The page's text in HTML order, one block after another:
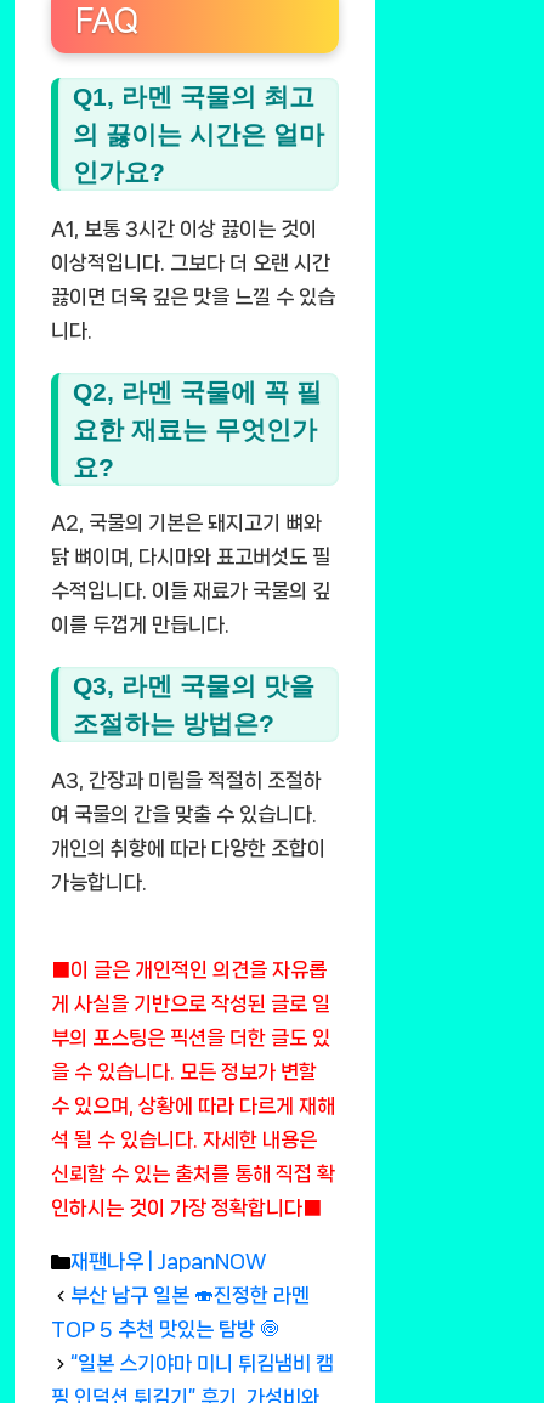
FAQ
Q1, 라멘 국물의 최고
의 끓이는 시간은 얼마
인가요?
A1, 보통 3시간 이상 끓이는 것이
이상적입니다. 그보다 더 오랜 시간
끓이면 더욱 깊은 맛을 느낄 수 있습
니다.
Q2, 라멘 국물에 꼭 필
요한 재료는 무엇인가
요?
A2, 국물의 기본은 돼지고기 뼈와
닭 뼈이며, 다시마와 표고버섯도 필
수적입니다. 이들 재료가 국물의 깊
이를 두껍게 만듭니다.
Q3, 라멘 국물의 맛을
조절하는 방법은?
A3, 간장과 미림을 적절히 조절하
여 국물의 간을 맞출 수 있습니다.
개인의 취향에 따라 다양한 조합이
가능합니다.
■이 글은 개인적인 의견을 자유롭
게 사실을 기반으로 작성된 글로 일
부의 포스팅은 픽션을 더한 글도 있
을 수 있습니다. 모든 정보가 변할
수 있으며, 상황에 따라 다르게 재해
석 될 수 있습니다. 자세한 내용은
신뢰할 수 있는 출처를 통해 직접 확
인하시는 것이 가장 정확합니다■
Categories
재팬나우 | JapanNOW
부산 남구 일본 🍣진정한 라멘
TOP 5 추천 맛있는 탐방 🍥
“일본 스기야마 미니 튀김냄비 캠
핑 인덕션 튀김기” 후기, 가성비와